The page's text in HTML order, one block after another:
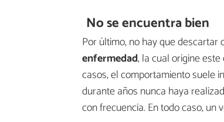
No se encuentra bien
Por último, no hay que
enfermedad, la cual origine
casos, el comportamiento suele
durante años nunca haya
con frecuencia. En todo caso,